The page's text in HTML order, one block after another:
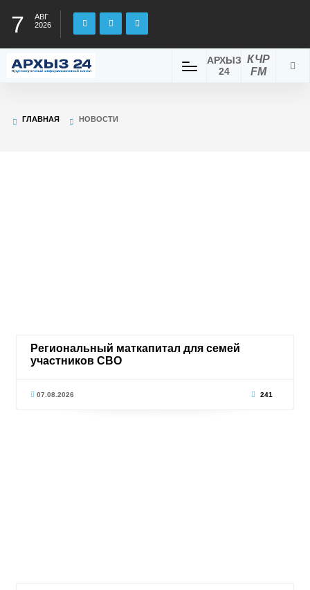
7
АВГ
2026
КЧР
FM
АРХЫЗ
24
ГЛАВНАЯ НОВОСТИ
Региональный маткапитал для семей
участников СВО
07.08.2026 241